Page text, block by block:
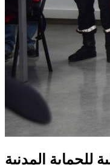
المدنية